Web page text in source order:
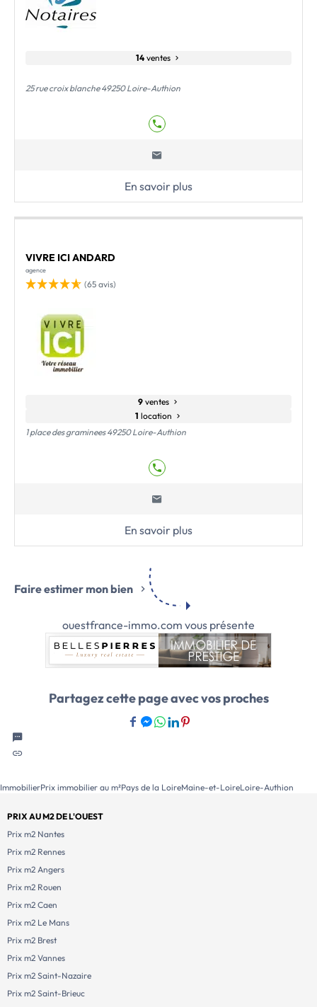
14 ventes
25 rue croix blanche 49250 Loire-Authion
En savoir plus
VIVRE ICI ANDARD
agence
(65 avis)
9ventes
1 location
1 place des graminees 49250 Loire-Authion
En savoir plus
Faire estimer mon bien
ouestfrance-immo.com vous présente
Partagez cette page avec vos proches
ImmobilierPrix immobilier au m²Pays de la LoireMaine-et-LoireLoire-Authion
PRIX AU M2 DE L'OUEST
Prix m2 Nantes
Prix m2 Rennes
Prix m2 Angers
Prix m2 Rouen
Prix m2 Caen
Prix m2 Le Mans
Prix m2 Brest
Prix m2 Vannes
Prix m2 Saint-Nazaire
Prix m2 Saint-Brieuc